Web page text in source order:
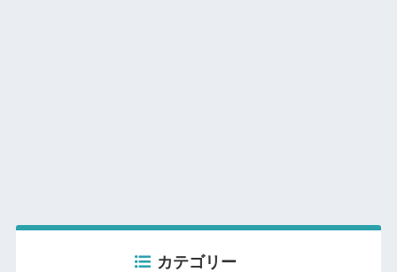
カテゴリー